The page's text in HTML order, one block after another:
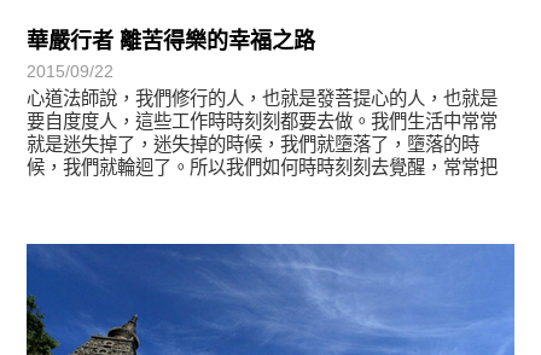
華嚴行者 離苦得樂的幸福之路
2015/09/22
心道法師說，我們修行的人，也就是發菩提心的人，也就是
要自度度人，這些工作時時刻刻都要去做。我們生活中常常
就是迷失掉了，迷失掉的時候，我們就墮落了，墮落的時
候，我們就輪迴了。所以我們如何時時刻刻去覺醒，常常把